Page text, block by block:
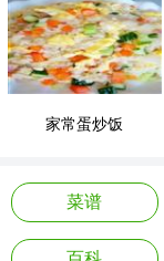
家常蛋炒饭
菜谱